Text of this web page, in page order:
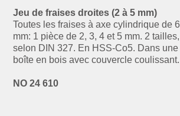
Jeu de fraises droites (2 à 5 mm)
Toutes les fraises à axe cylindrique de 6
mm: 1 pièce de 2, 3, 4 et 5 mm. 2 tailles,
selon DIN 327. En HSS-Co5. Dans une
boîte en bois avec couvercle coulissant.
NO 24 610